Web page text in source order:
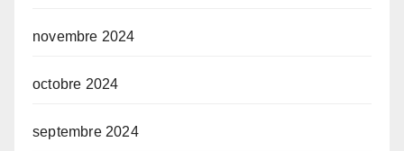
novembre 2024
octobre 2024
septembre 2024